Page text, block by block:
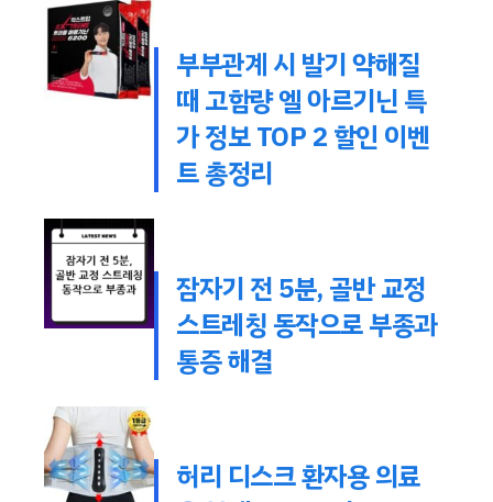
부부관계 시 발기 약해질
때 고함량 엘 아르기닌 특
가 정보 TOP 2 할인 이벤
트 총정리
잠자기 전 5분, 골반 교정
스트레칭 동작으로 부종과
통증 해결
허리 디스크 환자용 의료